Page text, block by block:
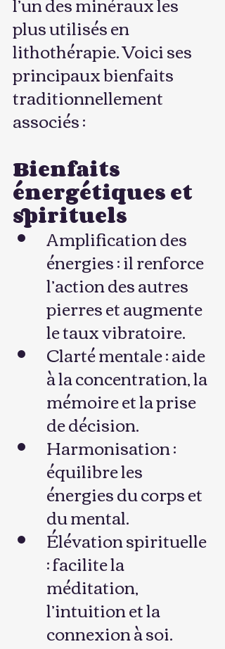
plus utilisés en
lithothérapie. Voici ses
principaux bienfaits
traditionnellement
associés :
Bienfaits
énergétiques et
spirituels
Amplification des
énergies : il renforce
l’action des autres
pierres et augmente
le taux vibratoire.
Clarté mentale : aide
à la concentration, la
mémoire et la prise
de décision.
Harmonisation :
équilibre les
énergies du corps et
du mental.
Élévation spirituelle
: facilite la
méditation,
l’intuition et la
connexion à soi.